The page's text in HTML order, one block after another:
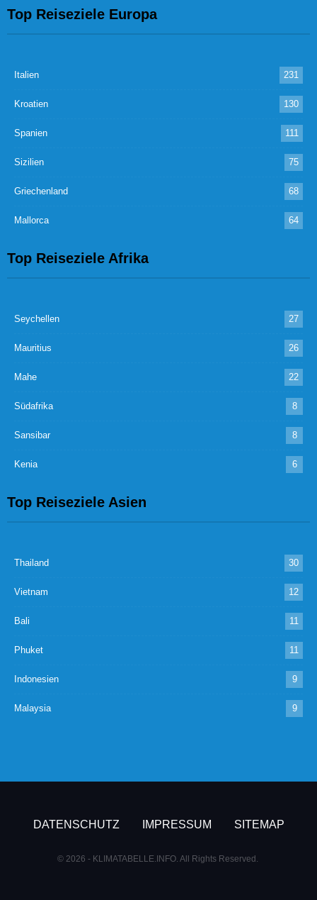
Top Reiseziele Europa
Italien 231
Kroatien 130
Spanien 111
Sizilien 75
Griechenland 68
Mallorca 64
Top Reiseziele Afrika
Seychellen 27
Mauritius 26
Mahe 22
Südafrika 8
Sansibar 8
Kenia 6
Top Reiseziele Asien
Thailand 30
Vietnam 12
Bali 11
Phuket 11
Indonesien 9
Malaysia 9
DATENSCHUTZ IMPRESSUM SITEMAP
© 2026 - KLIMATABELLE.INFO. All Rights Reserved.